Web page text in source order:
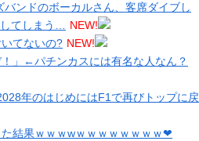
バンドのボーカルさん、客席ダイブし
てしまう… NEW!
てないの? NEW!
」←パチンカスには有名な人なん？
年のはじめにはF1で再びトップに戻
結果ｗｗｗwｗｗｗｗｗｗｗｗ❤